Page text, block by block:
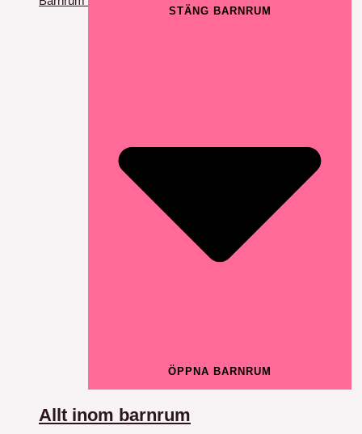
STÄNG BARNRUM
ÖPPNA BARNRUM
Allt inom barnrum